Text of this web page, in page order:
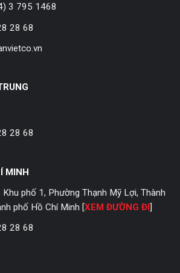
3 795 1468
28 68
28 68
MINH
phố 1, Phường Thạnh Mỹ Lợi, Thành
phố Hồ Chí Minh [XEM ĐƯỜNG ĐI]
28 68